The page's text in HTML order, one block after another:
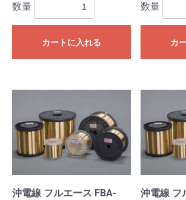
数量
カートに入れる
数量
カ
沖電線 フルエース FBA-
沖電線 フ